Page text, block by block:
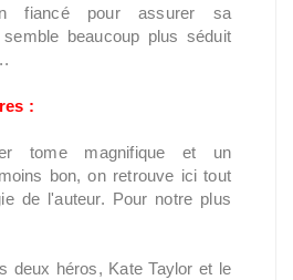
fiancé pour assurer sa
beaucoup plus séduit
:
tome magnifique et un
bon, on retrouve ici tout
de l'auteur. Pour notre plus
deux héros, Kate Taylor et le